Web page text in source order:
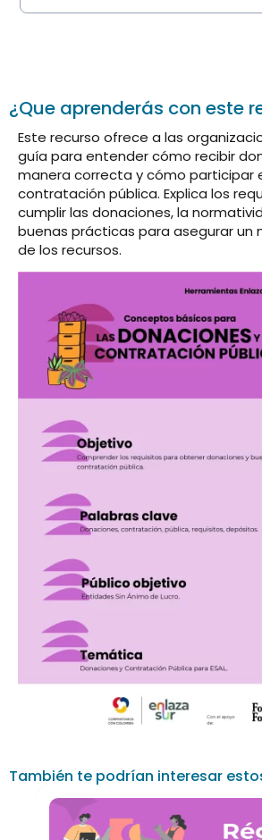
¿Que aprenderás con este
Este recurso ofrece a las
guía para entender cómo recibir
manera correcta y cómo participar
contratación pública. Explica los
cumplir las donaciones, la
buenas prácticas para asegurar un
de los recursos.
También te podrían interesar